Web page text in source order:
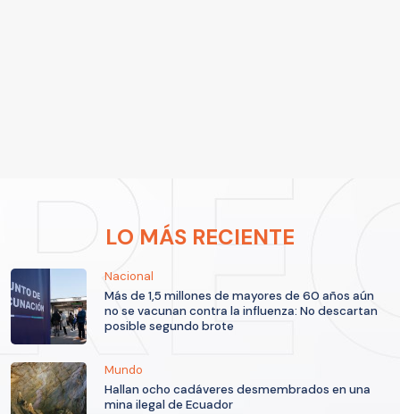
LO MÁS RECIENTE
Nacional
Más de 1,5 millones de mayores de 60 años aún
no se vacunan contra la influenza: No descartan
posible segundo brote
Mundo
Hallan ocho cadáveres desmembrados en una
mina ilegal de Ecuador